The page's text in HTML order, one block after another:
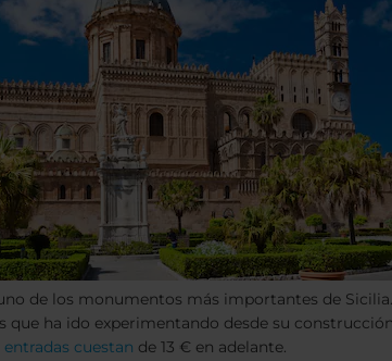
de los monumentos más importantes de Sicilia.
ha ido experimentando desde su
entradas cuestan de 13 € en adelante.